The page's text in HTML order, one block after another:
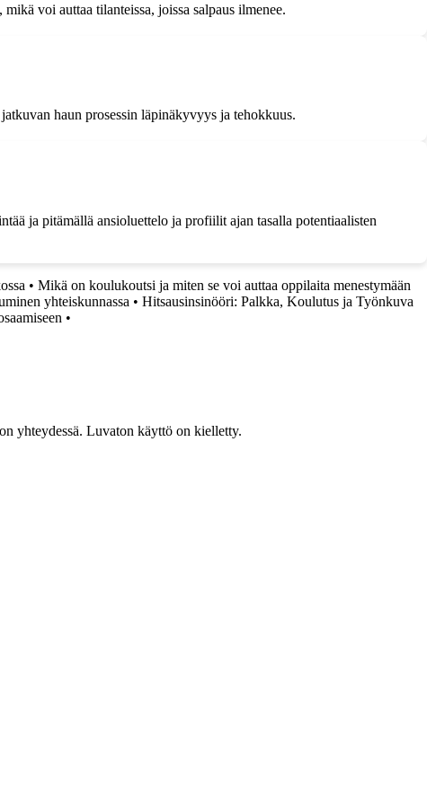
voi auttaa tilanteissa, joissa salpaus ilmenee.
haun prosessin läpinäkyvyys ja tehokkuus.
ja pitämällä ansioluettelo ja profiilit ajan tasalla potentiaalisten
• Mikä on koulukoutsi ja miten se voi auttaa oppilaita menestymään
yhteiskunnassa • Hitsausinsinööri: Palkka, Koulutus ja Työnkuva
•
yhteydessä. Luvaton käyttö on kielletty.